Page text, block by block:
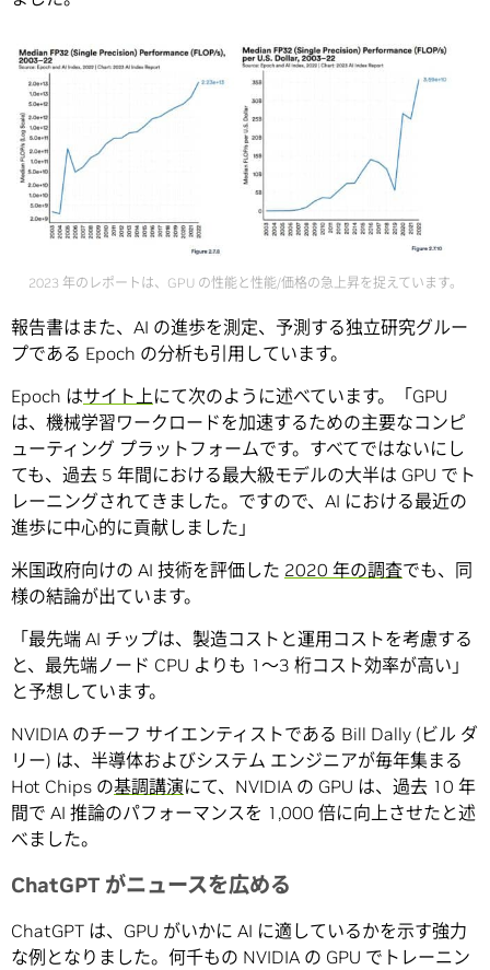
2023 年のレポートは、GPU の性能と性能/価格の急上昇を捉えています。
報告書はまた、AI の進歩を測定、予測する独立研究グルー
プである Epoch の分析も引用しています。
Epoch はサイト上 にて次のように述べています。「GPU
は、機械学習ワークロードを加速するための主要なコンピ
ューティング プラットフォームです。すべてではないにし
ても、過去 5 年間における最大級モデルの大半は GPU でト
レーニングされてきました。ですので、AI における最近の
進歩に中心的に貢献しました」
米国政府向けの AI 技術を評価した 2020 年の調査でも、同
様の結論が出ています。
「最先端 AI チップは、製造コストと運用コストを考慮する
と、最先端ノード CPU よりも 1～3 桁コスト効率が高い」
と予想しています。
NVIDIA のチーフ サイエンティストである Bill Dally (ビル ダ
リー) は、半導体およびシステム エンジニアが毎年集まる
Hot Chips の基調講演にて、NVIDIA の GPU は、過去 10 年
間で AI 推論のパフォーマンスを 1,000 倍に向上させたと述
べました。
ChatGPT がニュースを広める
ChatGPT は、GPU がいかに AI に適しているかを示す強力
な例となりました。何千もの NVIDIA の GPU でトレーニン